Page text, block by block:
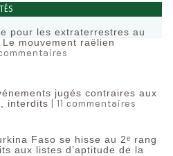
pour les extraterrestres au
mouvement raëlien
jugés contraires aux
interdits | 11 commentaires
Faso se hisse au 2ᵉ rang
aux listes d’aptitude de la